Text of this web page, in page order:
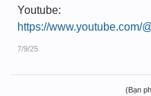
Youtube:
https://www.youtube.com/
7/9/25
(Bạn